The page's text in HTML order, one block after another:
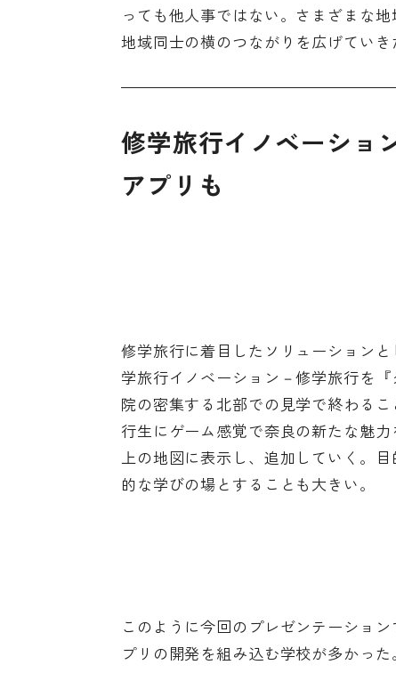
っても他人事ではない。さまざまな
地域同士の横のつながりを広げてい
修学旅行イノベーショ
アプリも
修学旅行に着目したソリューション
学旅行イノベーション－修学旅行を
院の密集する北部での見学で終わる
行生にゲーム感覚で奈良の新たな魅
上の地図に表示し、追加していく。
的な学びの場とすることも大きい。
このように今回のプレゼンテーショ
プリの開発を組み込む学校が多かっ